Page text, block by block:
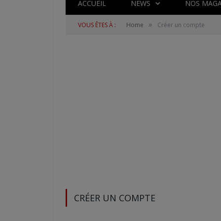
ACCUEIL NEWS NOS
VOUS ÊTES À : Home » Créer un compte
CRÉER UN COMPTE